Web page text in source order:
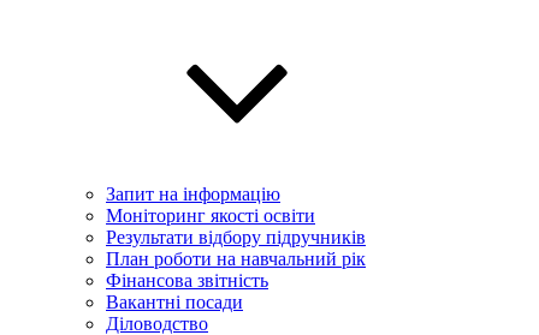
Запит на інформацію
Моніторинг якості освіти
Результати відбору підручників
План роботи на навчальний рік
Фінансова звітність
Вакантні посади
Діловодство